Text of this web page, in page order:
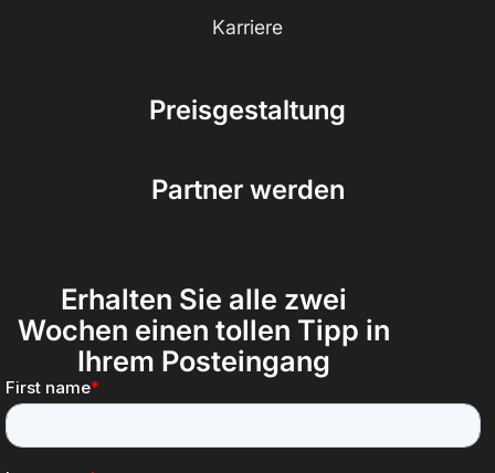
Karriere
Preisgestaltung
Partner werden
Erhalten Sie alle zwei
Wochen einen tollen Tipp in
Ihrem Posteingang